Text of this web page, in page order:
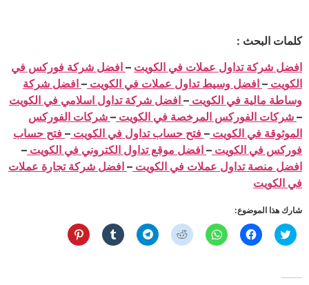
كلمات البحث :
افضل شركة تداول عملات في الكويت – افضل شركة فوركس في
الكويت – افضل وسيط تداول عملات في الكويت – افضل شركة
وساطة مالية في الكويت – افضل شركة تداول اسلامي في الكويت
– شركات الفوركس المرخصة في الكويت – شركات الفوركس
الموثوقة في الكويت – فتح حساب تداول في الكويت – فتح حساب
فوركس في الكويت – افضل موقع تداول الكتروني في الكويت –
افضل منصة تداول عملات في الكويت – افضل شركة تجارة عملات
في الكويت
شارك هذا الموضوع:
اضغط
للمشاركة
انقر
للمشاركة
انقر
للمشاركة
اضغط
لمشاركة
انقر
للمشاركة
اضغط
للمشاركة
اضغط
للمشاركة